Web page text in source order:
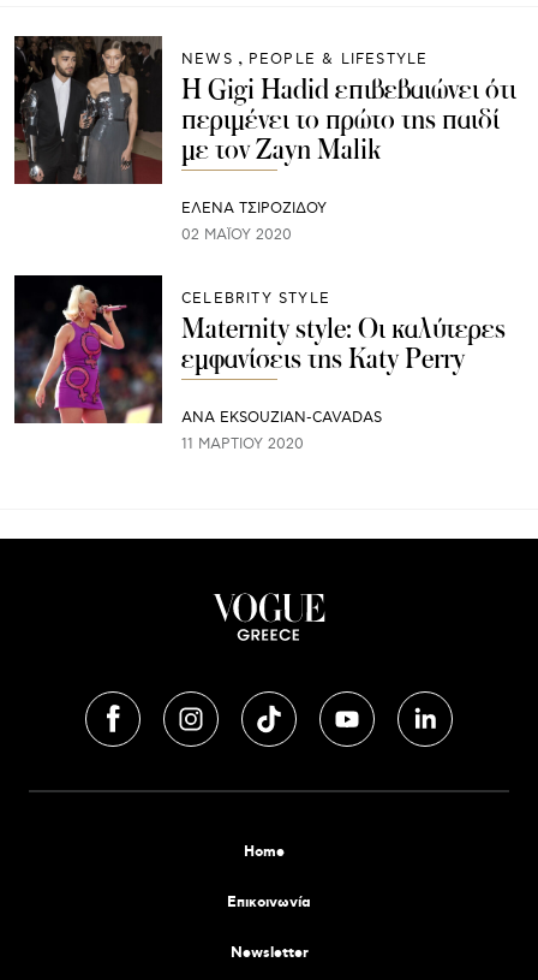
NEWS PEOPLE & LIFESTYLE
Η Gigi Hadid επιβεβαιώνει ότι
περιμένει το πρώτο της παιδί
με τον Zayn Malik
ΈΛΕΝΑ ΤΣΙΡΟΖΊΔΟΥ
02 ΜΑΪ́ΟΥ 2020
CELEBRITY STYLE
Maternity style: Οι καλύτερες
εμφανίσεις της Katy Perry
ANA EKSOUZIAN-CAVADAS
11 ΜΑΡΤΊΟΥ 2020
Home
Επικοινωνία
Newsletter